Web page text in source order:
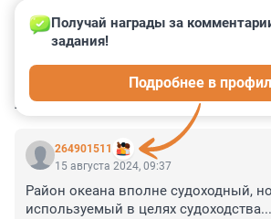
КОММЕНТАРИИ 2
264901511
Получай награды за
задания!
Подробнее в
15 августа 2024, 09:37
Район океана вполне судоходный,
используемый в целях судоходства...